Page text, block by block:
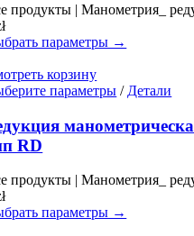
можно
на
продукты | Манометрия_
параметры →
корзину
параметры Этот
имеет
несколько
можно
на
/ Детали
RD
продукты | Манометрия_
параметры →